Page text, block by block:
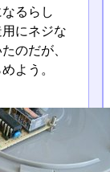
るらし
にネジな
のだが、
よう。